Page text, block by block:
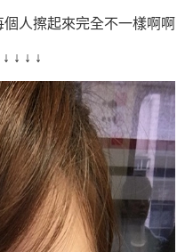
人擦起來完全不一樣啊啊
↓ ↓ ↓ ↓